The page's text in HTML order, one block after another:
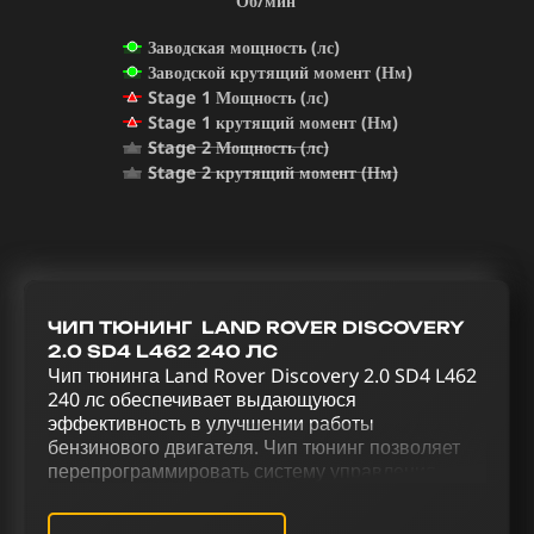
Заводская мощность (лс)
Заводской крутящий момент (Нм)
Stage 1 Мощность (лс)
Stage 1 крутящий момент (Нм)
Stage 2 Мощность (лс)
Stage 2 крутящий момент (Нм)
ЧИП ТЮНИНГ LAND ROVER DISCOVERY
2.0 SD4 L462 240 ЛС
Чип тюнинга Land Rover Discovery 2.0 SD4 L462
240 лс обеспечивает выдающуюся
эффективность в улучшении работы
бензинового двигателя. Чип тюнинг позволяет
перепрограммировать систему управления
производительности. Процесс